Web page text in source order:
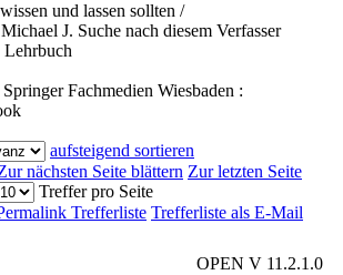
und lassen sollten /
J. Suche nach diesem Verfasser
Lehrbuch
Fachmedien Wiesbaden :
aufsteigend sortieren
nächsten Seite blättern Zur letzten Seite
Treffer pro Seite
Trefferliste Trefferliste als E-Mail
OPEN V 11.2.1.0